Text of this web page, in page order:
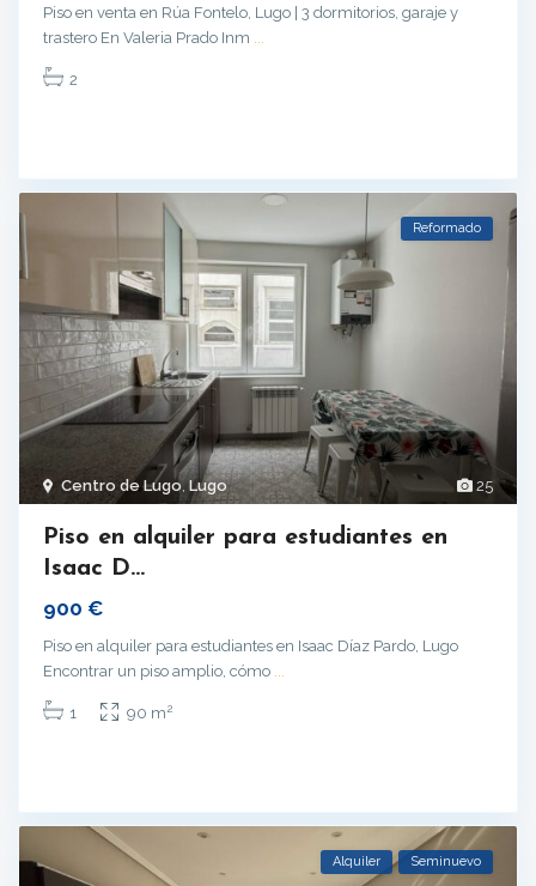
Piso en venta en Rúa Fontelo, Lugo | 3 dormitorios, garaje y
trastero En Valeria Prado Inm ...
2
25
Centro de Lugo,Lugo
Reformado
Piso en alquiler para estudiantes en
Isaac D...
900 €
Piso en alquiler para estudiantes en Isaac Díaz Pardo, Lugo
Encontrar un piso amplio, cómo ...
1 90 m2
Alquiler Seminuevo